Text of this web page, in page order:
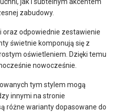
zabudowy.
oraz odpowiednie zestawienie
świetnie komponują się z
oświetleniem. Dzięki temu
nowocześnie.
tym stylem mogą
innymi na stronie
różne warianty dopasowane do